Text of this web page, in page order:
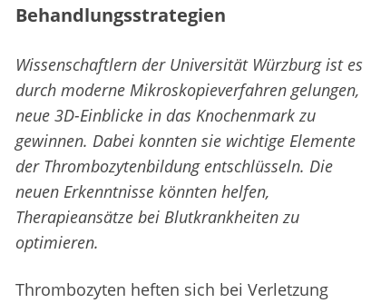
Behandlungsstrategien
Wissenschaftlern der Universität Würzburg ist es
durch moderne Mikroskopieverfahren gelungen,
neue 3D-Einblicke in das Knochenmark zu
gewinnen. Dabei konnten sie wichtige Elemente
der Thrombozytenbildung entschlüsseln. Die
neuen Erkenntnisse könnten helfen,
Therapieansätze bei Blutkrankheiten zu
optimieren.
Thrombozyten heften sich bei Verletzung